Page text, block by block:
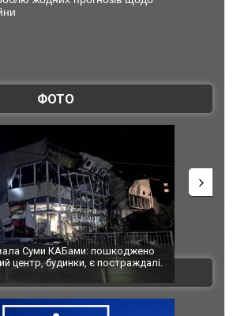
ФОТО
Українські надзвичайники
під час ліквідації масштабної
ВІДЕО